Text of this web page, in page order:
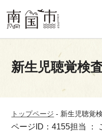
新生児聴覚検
トップページ - 新生児聴覚
ページID：4155担当 ：